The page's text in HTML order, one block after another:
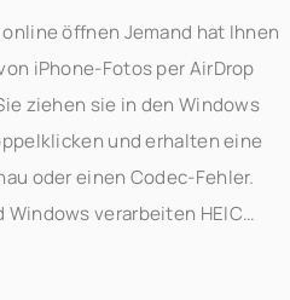
öffnen Jemand hat Ihnen
iPhone-Fotos per AirDrop
ziehen sie in den Windows
und erhalten eine
oder einen Codec-Fehler.
Windows verarbeiten HEIC